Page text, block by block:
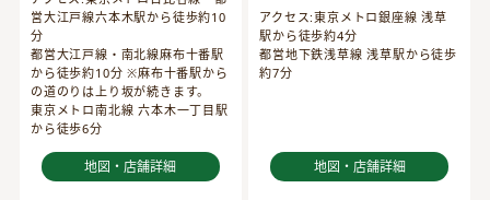
営大江戸線六本木駅から徒歩約10
分
都営大江戸線・南北線麻布十番駅
から徒歩約10分 ※麻布十番駅から
の道のりは上り坂が続きます。
東京メトロ南北線 六本木一丁目駅
から徒歩6分
地図・店舗詳細
アクセス:東京メトロ銀座線 浅草
駅から徒歩約4分
都営地下鉄浅草線 浅草駅から徒歩
約7分
地図・店舗詳細